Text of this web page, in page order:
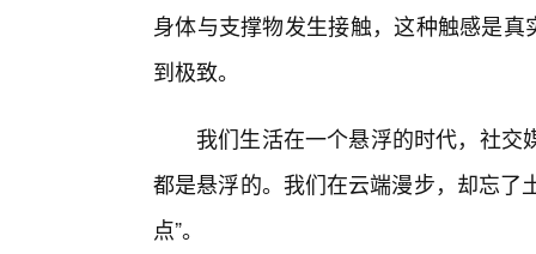
身体与支撑物发生接触，这种触感是
到极致。
我们生活在一个悬浮的时代，社
都是悬浮的。我们在云端漫步，却忘了
点”。